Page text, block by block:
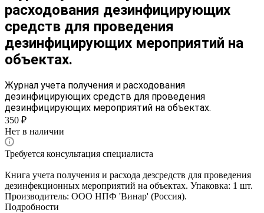
расходования дезинфицирующих
средств для проведения
дезинфицирующих мероприятий на
объектах.
Журнал учета получения и расходования
дезинфицирующих средств для проведения
дезинфицирующих мероприятий на объектах.
350 ₽
Нет в наличии
Требуется консультация специалиста
Книга учета получения и расхода дезсредств для проведения
дезинфекционных мероприятий на объектах. Упаковка: 1 шт.
Производитель: ООО НПФ 'Винар' (Россия).
Подробности